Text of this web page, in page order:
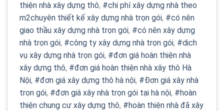
thiện nhà xây dựng thô, #chi phí xây dựng nhà theo
m2chuyên thiết kế xây dựng nhà trọn gói, #có nên
giao thầu xây dựng nhà trọn gói, #có nên xây dựng
nhà trọn gói, #công ty xây dựng nhà trọn gói, #dịch
vụ xây dựng nhà trọn gói, #đơn giá hoàn thiện nhà
xây dựng thô, #đơn giá hoàn thiện nhà xây thô Hà
Nội, #đơn giá xây dựng thô hà nội, #Đơn giá xây nhà
trọn gói, #đơn giá xây nhà trọn gói tại hà nội, #hoàn
thiện chung cư xây dựng thô, #hoàn thiện nhà đã xây